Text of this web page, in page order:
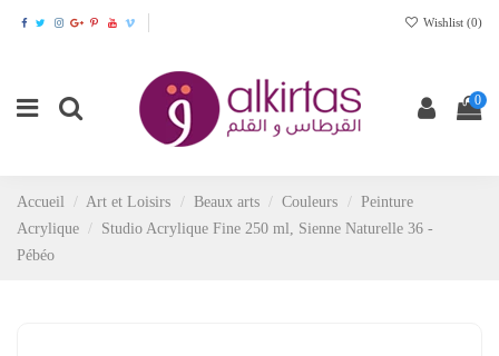
Wishlist (0)
0
Accueil Art et Loisirs Beaux arts Couleurs
Peinture
Acrylique
Studio Acrylique Fine 250 ml, Sienne Naturelle 36 -
Pébéo